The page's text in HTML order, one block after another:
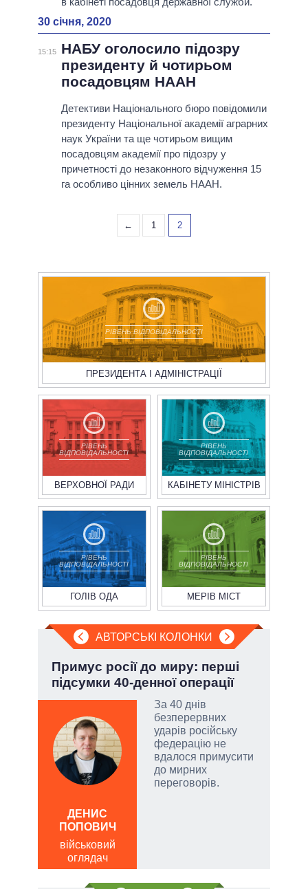
30 січня, 2020
15:15
НАБУ оголосило підозру
президенту й чотирьом
посадовцям НААН
Детективи Національного бюро повідомили
президенту Національної академії аграрних
наук України та ще чотирьом вищим
посадовцям академії про підозру у
причетності до незаконного відчуження 15
га особливо цінних земель НААН.
← 1 2
РІВЕНЬ ВІДПОВІДАЛЬНОСТІ
ПРЕЗИДЕНТА І АДМІНІСТРАЦІЇ
РІВЕНЬ
ВІДПОВІДАЛЬНОСТІ
ВЕРХОВНОЇ РАДИ
РІВЕНЬ
ВІДПОВІДАЛЬНОСТІ
КАБІНЕТУ МІНІСТРІВ
РІВЕНЬ
ВІДПОВІДАЛЬНОСТІ
ГОЛІВ ОДА
РІВЕНЬ
ВІДПОВІДАЛЬНОСТІ
МЕРІВ МІСТ
АВТОРСЬКІ КОЛОНКИ
Примус росії до миру: перші
підсумки 40-денної операції
За 40 днів
безперервних
ударів російську
федерацію не
вдалося примусити
до мирних
переговорів.
ДЕНИС
ПОПОВИЧ
військовий
оглядач